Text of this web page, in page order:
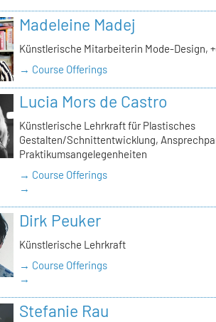
Madeleine Madej
Künstlerische Mitarbeiterin Mode-Design,
→ Course Offerings
Lucia Mors de Castro
Künstlerische Lehrkraft für Plastisches
Gestalten/Schnittentwicklung,
Praktikumsangelegenheiten
→ Course Offerings
→
Dirk Peuker
Künstlerische Lehrkraft
→ Course Offerings
→
Stefanie Rau